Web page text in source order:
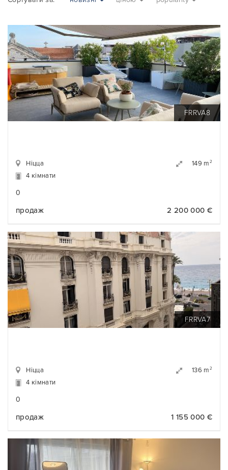
FRRVA8
Ніцца 149 m 2
4 кімнати
0
продаж 2 200 000 €
FRRVA7
Ніцца 136 m 2
4 кімнати
0
продаж 1 155 000 €